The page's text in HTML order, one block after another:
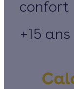
+15 ans